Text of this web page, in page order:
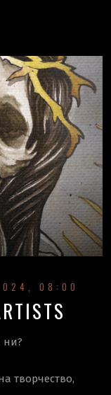
08:00
ни?
творчество,